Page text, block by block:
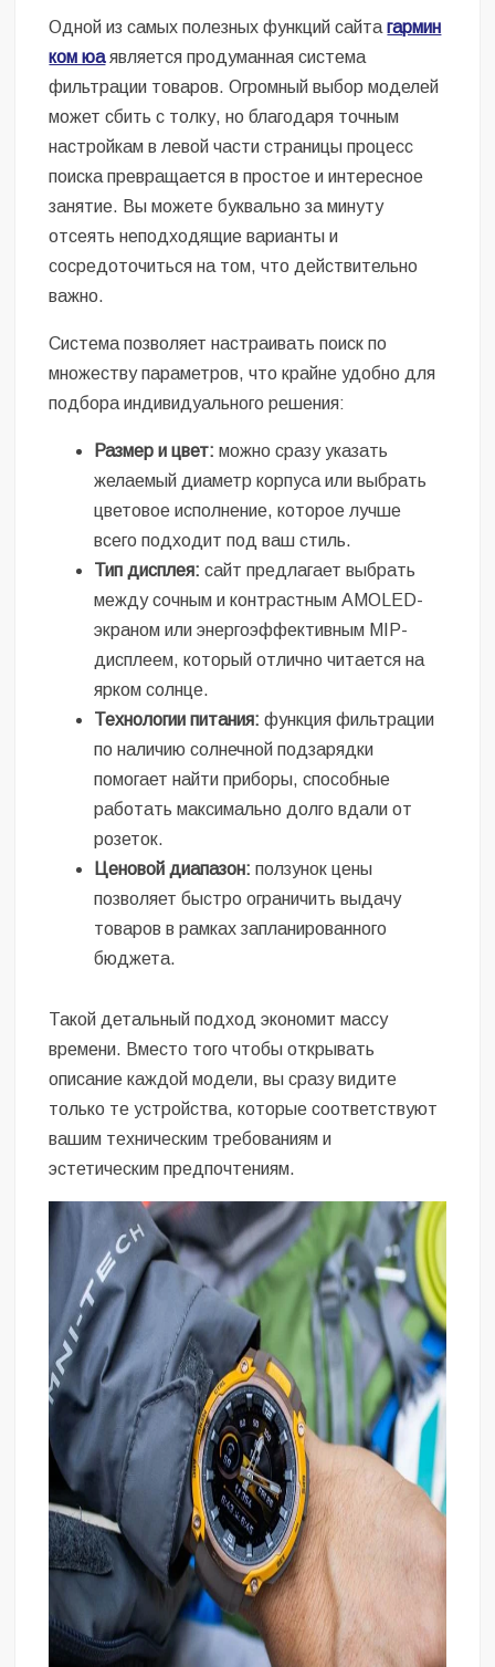
Одной из самых полезных функций сайтагармин
ком юаявляется продуманная система
фильтрации товаров. Огромный выбор моделей
может сбить с толку, но благодаря точным
настройкам в левой части страницы процесс
поиска превращается в простое и интересное
занятие. Вы можете буквально за минуту
отсеять неподходящие варианты и
сосредоточиться на том, что действительно
важно.
Система позволяет настраивать поиск по
множеству параметров, что крайне удобно для
подбора индивидуального решения:
Размер и цвет: можно сразу указать
желаемый диаметр корпуса или выбрать
цветовое исполнение, которое лучше
всего подходит под ваш стиль.
Тип дисплея: сайт предлагает выбрать
между сочным и контрастным AMOLED-
экраном или энергоэффективным MIP-
дисплеем, который отлично читается на
ярком солнце.
Технологии питания: функция фильтрации
по наличию солнечной подзарядки
помогает найти приборы, способные
работать максимально долго вдали от
розеток.
Ценовой диапазон: ползунок цены
позволяет быстро ограничить выдачу
товаров в рамках запланированного
бюджета.
Такой детальный подход экономит массу
времени. Вместо того чтобы открывать
описание каждой модели, вы сразу видите
только те устройства, которые соответствуют
вашим техническим требованиям и
эстетическим предпочтениям.